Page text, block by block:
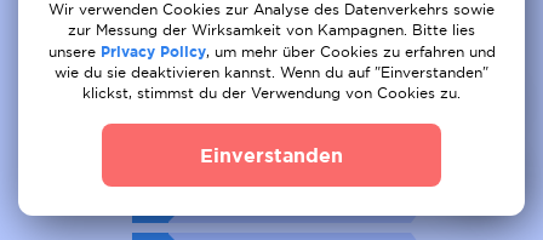
Buche alle Dienste bequem aus
Wir verwenden Cookies zur Analyse des Datenverkehrs sowie
zur Messung der Wirksamkeit von Kampagnen. Bitte lies
unsere Privacy Policy, um mehr über Cookies zu erfahren und
wie du sie deaktivieren kannst. Wenn du auf "Einverstanden"
klickst, stimmst du der Verwendung von Cookies zu.
Einverstanden